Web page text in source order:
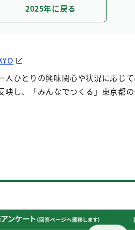
2025年に戻る
人ひとりの興味関心や状況に応じ
映し、「みんなでつくる」東京都の